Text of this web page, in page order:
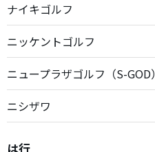
ナイキゴルフ
ニッケントゴルフ
ニュープラザゴルフ（S-GOD）
ニシザワ
は行